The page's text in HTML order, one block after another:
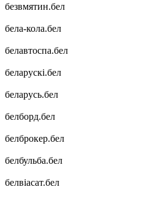
безвмятин.бел
бела-кола.бел
белавтоспа.бел
беларускі.бел
беларусь.бел
белборд.бел
белброкер.бел
белбульба.бел
белвіасат.бел